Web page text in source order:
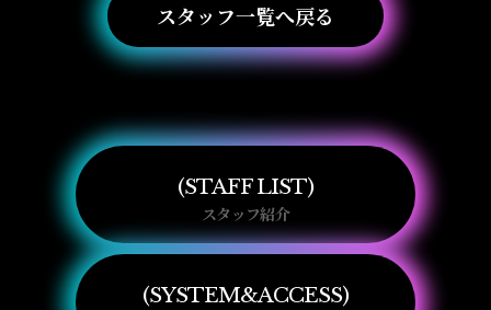
スタッフ一覧へ戻る
STAFF LIST
スタッフ紹介
SYSTEM&ACCESS